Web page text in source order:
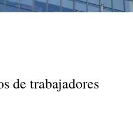
de trabajadores